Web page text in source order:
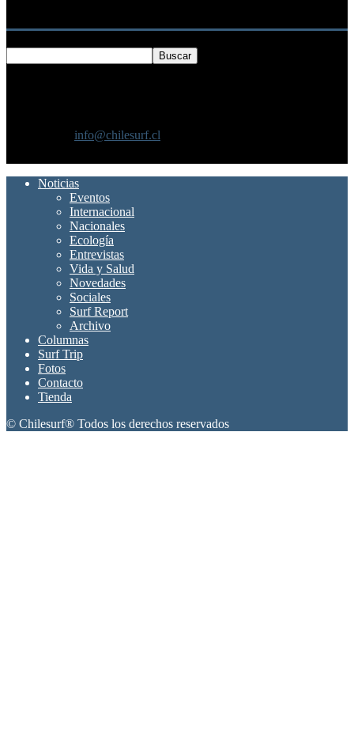
info@chilesurf.cl
Noticias
Eventos
Internacional
Nacionales
Ecología
Entrevistas
Vida y Salud
Novedades
Sociales
Surf Report
Archivo
Columnas
Surf Trip
Fotos
Contacto
Tienda
© Chilesurf® Todos los derechos reservados